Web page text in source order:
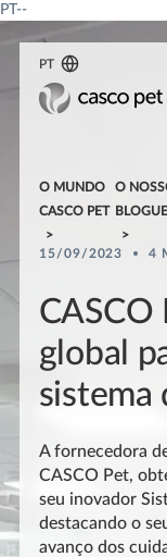
PT--
PT
O MUNDO
CASCO PET
O
BLOGUE
15/09/2023
4
global
sistema
A fornecedora
CASCO Pet,
seu inovador
destacando o
avanço dos